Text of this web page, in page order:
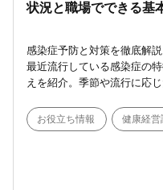
状況と職場でできる基
感染症予防と対策を徹底解
最近流行している感染症の
えを紹介。季節や流行に応
お役立ち情報 健康経営